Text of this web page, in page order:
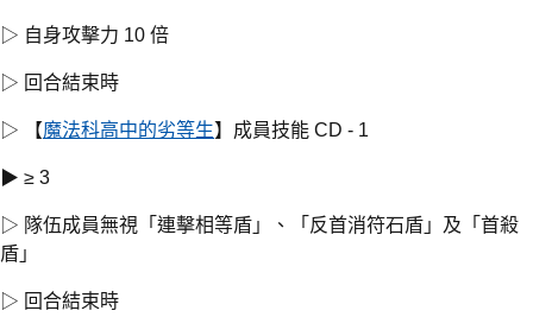
▷ 自身攻擊力 10 倍
▷ 回合結束時
▷ 【魔法科高中的劣等生】成員技能 CD - 1
▶ ≥ 3
▷ 隊伍成員無視「連擊相等盾」、「反首消符石盾」及「首殺
盾」
▷ 回合結束時